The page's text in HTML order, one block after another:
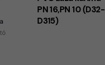
PN 16,PN 10 (D32-
D315)